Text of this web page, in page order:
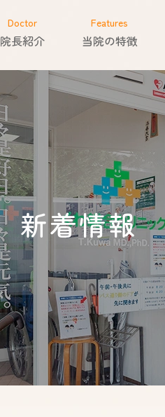
Doctor
院長紹介
Features
当院の特徴
新着情報